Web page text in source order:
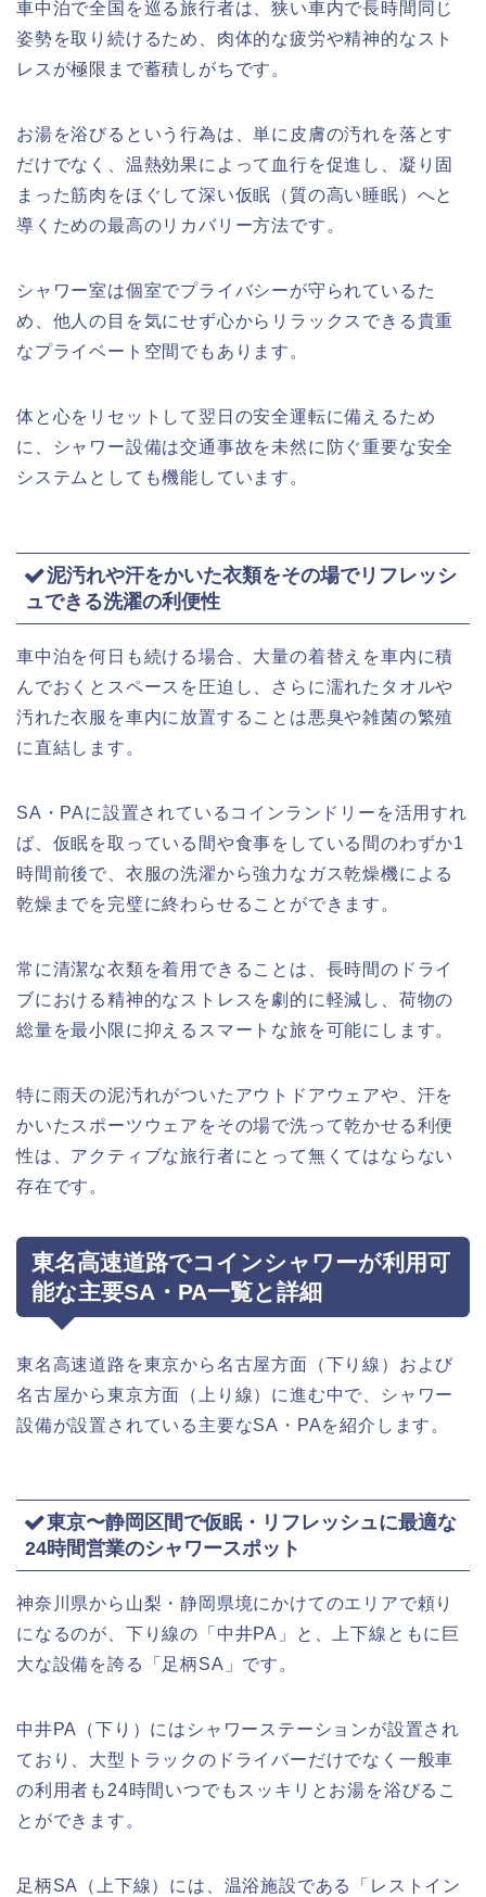
車中泊で全国を巡る旅行者は、狭い車内で長時間同じ
姿勢を取り続けるため、肉体的な疲労や精神的なスト
レスが極限まで蓄積しがちです。
お湯を浴びるという行為は、単に皮膚の汚れを落とす
だけでなく、温熱効果によって血行を促進し、凝り固
まった筋肉をほぐして深い仮眠（質の高い睡眠）へと
導くための最高のリカバリー方法です。
シャワー室は個室でプライバシーが守られているた
め、他人の目を気にせず心からリラックスできる貴重
なプライベート空間でもあります。
体と心をリセットして翌日の安全運転に備えるため
に、シャワー設備は交通事故を未然に防ぐ重要な安全
システムとしても機能しています。
泥汚れや汗をかいた衣類をその場でリフレッシ
ュできる洗濯の利便性
車中泊を何日も続ける場合、大量の着替えを車内に積
んでおくとスペースを圧迫し、さらに濡れたタオルや
汚れた衣服を車内に放置することは悪臭や雑菌の繁殖
に直結します。
SA・PAに設置されているコインランドリーを活用すれ
ば、仮眠を取っている間や食事をしている間のわずか1
時間前後で、衣服の洗濯から強力なガス乾燥機による
乾燥までを完璧に終わらせることができます。
常に清潔な衣類を着用できることは、長時間のドライ
ブにおける精神的なストレスを劇的に軽減し、荷物の
総量を最小限に抑えるスマートな旅を可能にします。
特に雨天の泥汚れがついたアウトドアウェアや、汗を
かいたスポーツウェアをその場で洗って乾かせる利便
性は、アクティブな旅行者にとって無くてはならない
存在です。
東名高速道路でコインシャワーが利用可
能な主要SA・PA一覧と詳細
東名高速道路を東京から名古屋方面（下り線）および
名古屋から東京方面（上り線）に進む中で、シャワー
設備が設置されている主要なSA・PAを紹介します。
東京〜静岡区間で仮眠・リフレッシュに最適な
24時間営業のシャワースポット
神奈川県から山梨・静岡県境にかけてのエリアで頼り
になるのが、下り線の「中井PA」と、上下線ともに巨
大な設備を誇る「足柄SA」です。
中井PA（下り）にはシャワーステーションが設置され
ており、大型トラックのドライバーだけでなく一般車
の利用者も24時間いつでもスッキリとお湯を浴びるこ
とができます。
足柄SA（上下線）には、温浴施設である「レストイン